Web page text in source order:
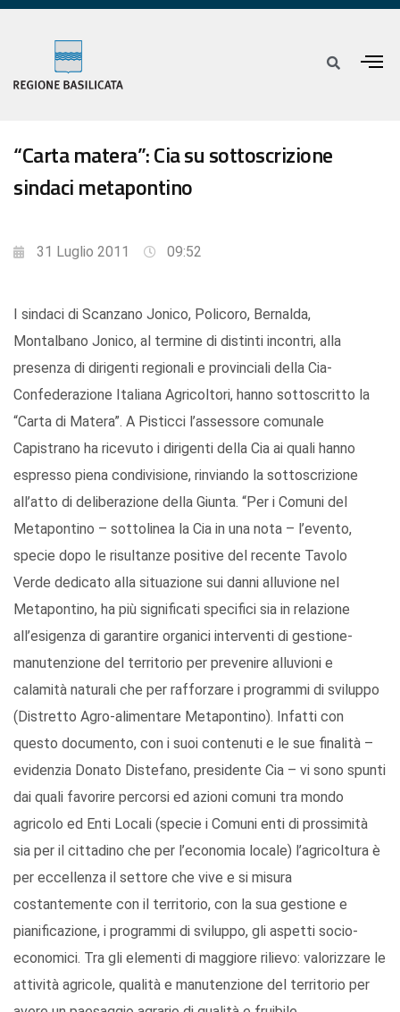
“Carta matera”: Cia su sottoscrizione
sindaci metapontino
31 Luglio 2011 09:52
I sindaci di Scanzano Jonico, Policoro, Bernalda,
Montalbano Jonico, al termine di distinti incontri, alla
presenza di dirigenti regionali e provinciali della Cia-
Confederazione Italiana Agricoltori, hanno sottoscritto la
“Carta di Matera”. A Pisticci l’assessore comunale
Capistrano ha ricevuto i dirigenti della Cia ai quali hanno
espresso piena condivisione, rinviando la sottoscrizione
all’atto di deliberazione della Giunta. “Per i Comuni del
Metapontino – sottolinea la Cia in una nota – l’evento,
specie dopo le risultanze positive del recente Tavolo
Verde dedicato alla situazione sui danni alluvione nel
Metapontino, ha più significati specifici sia in relazione
all’esigenza di garantire organici interventi di gestione-
manutenzione del territorio per prevenire alluvioni e
calamità naturali che per rafforzare i programmi di sviluppo
(Distretto Agro-alimentare Metapontino). Infatti con
questo documento, con i suoi contenuti e le sue finalità –
evidenzia Donato Distefano, presidente Cia – vi sono spunti
dai quali favorire percorsi ed azioni comuni tra mondo
agricolo ed Enti Locali (specie i Comuni enti di prossimità
sia per il cittadino che per l’economia locale) l’agricoltura è
per eccellenza il settore che vive e si misura
costantemente con il territorio, con la sua gestione e
pianificazione, i programmi di sviluppo, gli aspetti socio-
economici. Tra gli elementi di maggiore rilievo: valorizzare le
attività agricole, qualità e manutenzione del territorio per